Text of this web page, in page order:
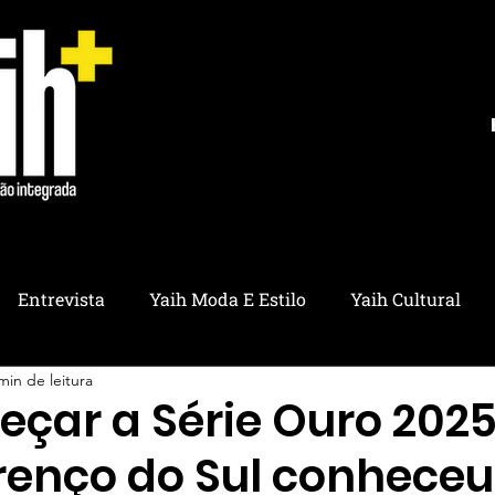
Entrevista Yaih Moda E Estilo Yaih Cultural
Yaih Educação
Yaih Utilidades Yaih Ambiental Yaih
a Série Ouro
do Sul
de leitura